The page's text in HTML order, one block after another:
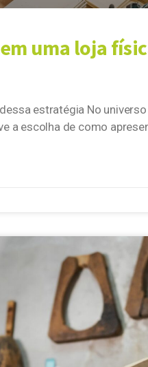
uma loja
estratégia No
a escolha de como